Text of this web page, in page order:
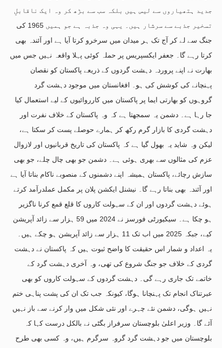
جدید ہتھیاروں سے لیس ہیں بلکہ سب سے بڑھ کر وہ ایک ناقابلِ
تسخیر جذبے سے سرشار ہیں۔ یہی وہ جذبہ ہے جو ہمیں 1965 کی
جنگ سے لے کر آج تک ہر میدان میں سرخرو کرتا آیا ہے اور آئندہ بھی
کرتا رہے گا۔ جعفر ایکسپریس پر حملہ کوئی پہلا واقعہ نہیں جس میں
بھارت نے اپنے پروردہ دہشت گردوں کے ذریعے پاکستان کو نقصان
پہنچانے کی کوشش کی ہو۔ افغانستان میں موجود دہشت گرد
گروہوں کو بھارتی ایما پر پاکستان میں کارروائیوں کے لیے استعمال کیا
جا رہا ہے۔ دشمن یہ سمجھتا ہے کہ وہ پاکستان کے خلاف نفرت اور
دہشت گردی کا بازار گرم رکھ کر ہمارے حوصلے پست کر سکتا ہے،
لیکن وہ شاید یہ بھول گیا ہے کہ پاکستان کی تاریخ قربانیوں اور لازوال
عزم کی مثالوں سے بھری ہوئی ہے۔ دشمن جو بھی چال چلے، جو بھی
سازش رچائے، پاکستان ہمیشہ اپنے دشمنوں کے منصوبے ناکام بناتا آیا ہے
اور آئندہ بھی بناتا رہے گا۔ نیشنل ایکشن پلان پر مکمل عملدرآمد کرتے
ہوئے دہشت گردوں اور ان کے سہولت کاروں کا قلع قمع کرنا ناگزیر
ہو چکا ہے۔ سیکیورٹی فورسز نے 2024 میں 59 ہزار سے زائد آپریشن
کیے، جبکہ 2025 میں اب تک 11 ہزار سے زائد آپریشن ہو چکے ہیں۔
یہ اعداد و شمار اس حقیقت کا واضح ثبوت ہیں کہ پاکستان نے دہشت
گردی کے خلاف جو جنگ شروع کی تھی، وہ آخری دہشت گرد کے
خاتمے تک جاری رہے گی۔ دہشت گردوں کے سہولت کاروں کو بھی
عبرتناک انجام تک پہنچانا ہوگا، کیونکہ جب تک ان کی پشت پناہی ختم
نہیں ہوگی، دشمن نئے چہرے اور نئی شکل میں وار کرنے سے باز نہیں
آئے گا۔ وزیر اعلیٰ بلوچستان سرفراز بگٹی نے بالکل درست کہا کہ
بلوچستان میں جو دہشت گرد گروہ سرگرم ہیں، وہ کسی بھی طرح